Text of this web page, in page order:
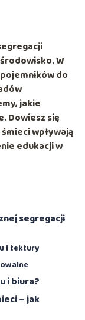
W
do
jakie
Dowiesz się
wpływają
edukacji w
segregacji
i tektury
i biura?
– jak